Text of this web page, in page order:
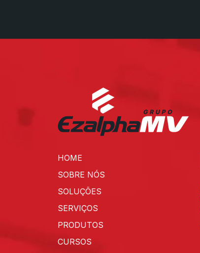
HOME
SOBRE NÓS
SOLUÇÕES
SERVIÇOS
PRODUTOS
CURSOS